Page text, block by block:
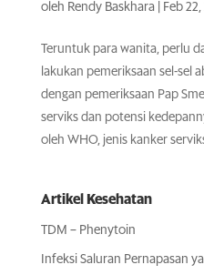
oleh Rendy Baskhara| Feb
Teruntuk para wanita, perlu
lakukan pemeriksaan sel-sel
dengan pemeriksaan Pap
serviks dan potensi
oleh WHO, jenis kanker
Artikel Kesehatan
TDM – Phenytoin
Infeksi Saluran Pernapasan